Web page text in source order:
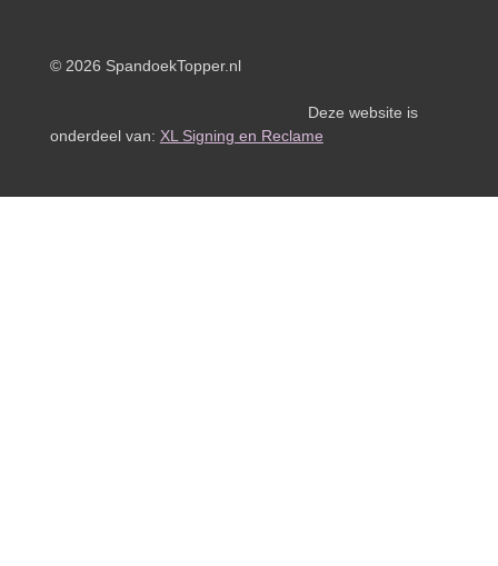
© 2026 SpandoekTopper.nl
Deze website is
onderdeel van: XL Signing en Reclame